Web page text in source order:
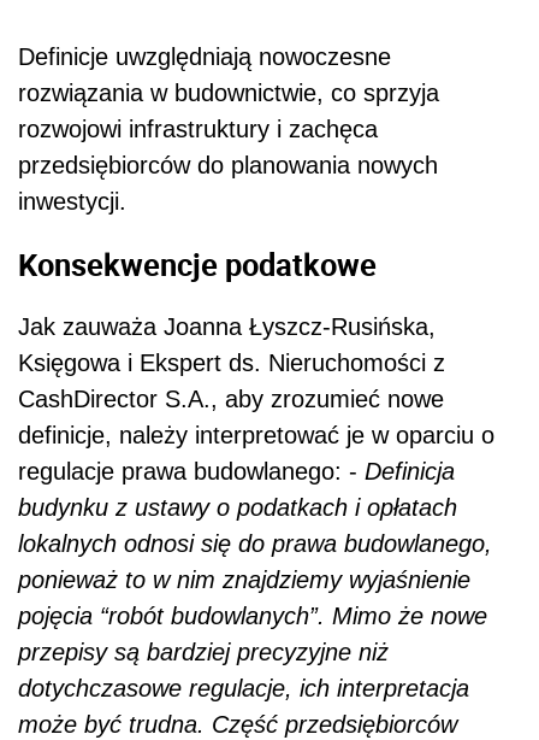
Definicje uwzględniają nowoczesne
rozwiązania w budownictwie, co sprzyja
rozwojowi infrastruktury i zachęca
przedsiębiorców do planowania nowych
inwestycji.
Konsekwencje podatkowe
Jak zauważa Joanna Łyszcz-Rusińska,
Księgowa i Ekspert ds. Nieruchomości z
CashDirector S.A., aby zrozumieć nowe
definicje, należy interpretować je w oparciu o
regulacje prawa budowlanego: - Definicja
budynku z ustawy o podatkach i opłatach
lokalnych odnosi się do prawa budowlanego,
ponieważ to w nim znajdziemy wyjaśnienie
pojęcia “robót budowlanych”. Mimo że nowe
przepisy są bardziej precyzyjne niż
dotychczasowe regulacje, ich interpretacja
może być trudna. Część przedsiębiorców